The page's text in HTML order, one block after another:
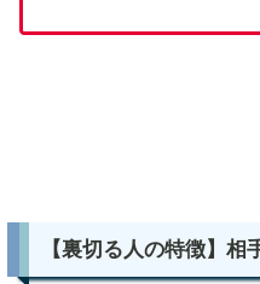
【裏切る人の特徴】相